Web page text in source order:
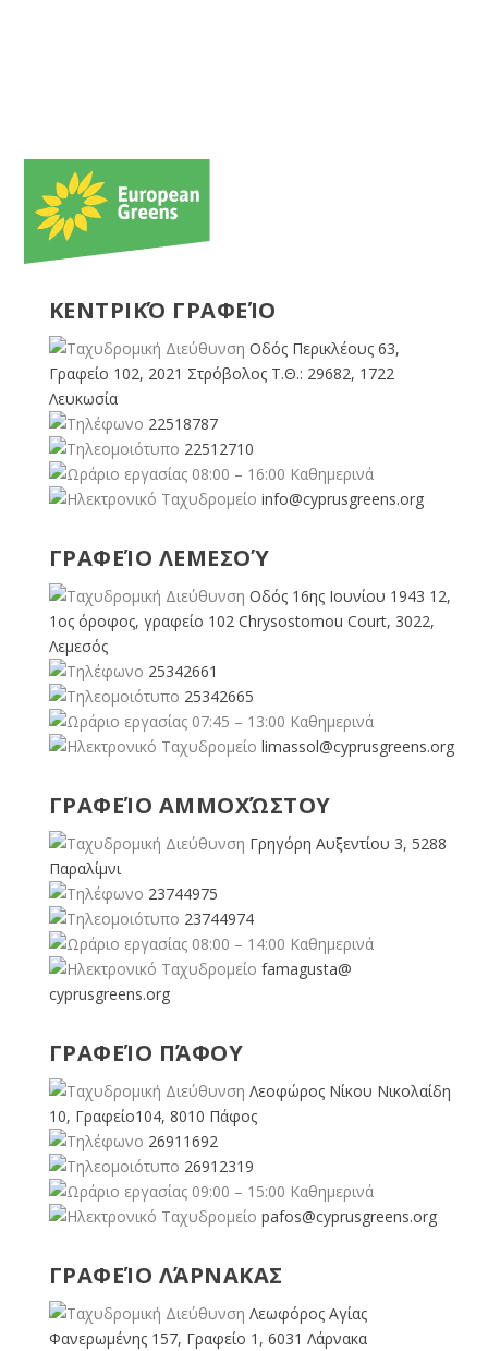
ΚΕΝΤΡΙΚΌ ΓΡΑΦΕΊΟ
Οδός Περικλέους 63,
Γραφείο 102, 2021 Στρόβολος Τ.Θ.: 29682, 1722
Λευκωσία
22518787
22512710
08:00 – 16:00 Καθημερινά
info@cyprusgreens.org
ΓΡΑΦΕΊΟ ΛΕΜΕΣΟΎ
Οδός 16ης Ιουνίου 1943 12,
1ος όροφος, γραφείο 102 Chrysostomou Court, 3022,
Λεμεσός
25342661
25342665
07:45 – 13:00 Καθημερινά
limassol@cyprusgreens.org
ΓΡΑΦΕΊΟ ΑΜΜΟΧΏΣΤΟΥ
Γρηγόρη Αυξεντίου 3, 5288
Παραλίμνι
23744975
23744974
08:00 – 14:00 Καθημερινά
famagusta@
cyprusgreens.org
ΓΡΑΦΕΊΟ ΠΆΦΟΥ
Λεοφώρος Νίκου Νικολαίδη
10, Γραφείο104, 8010 Πάφος
26911692
26912319
09:00 – 15:00 Καθημερινά
pafos@cyprusgreens.org
ΓΡΑΦΕΊΟ ΛΆΡΝΑΚΑΣ
Λεωφόρος Αγίας
Φανερωμένης 157, Γραφείο 1, 6031 Λάρνακα